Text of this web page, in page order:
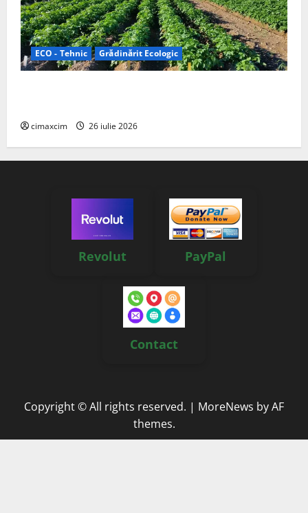
ECO - Tehnic Grădinărit Ecologic
cimaxcim 26 iulie 2026
Revolut PayPal
Contact
Copyright © All rights reserved. | MoreNews by AF
themes.